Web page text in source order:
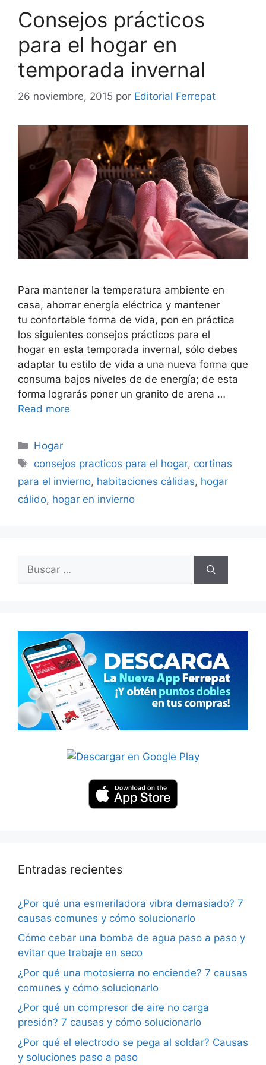
Consejos prácticos
para el hogar en
temporada invernal
26 noviembre, 2015 por Editorial Ferrepat
Para mantener la temperatura ambiente en
casa, ahorrar energía eléctrica y mantener
tu confortable forma de vida, pon en práctica
los siguientes consejos prácticos para el
hogar en esta temporada invernal, sólo debes
adaptar tu estilo de vida a una nueva forma que
consuma bajos niveles de de energía; de esta
forma lograrás poner un granito de arena …
Read more
Categorías
Hogar
Etiquetas
consejos practicos para el hogar, cortinas
para el invierno, habitaciones cálidas, hogar
cálido, hogar en invierno
Buscar:
Entradas recientes
¿Por qué una esmeriladora vibra demasiado? 7
causas comunes y cómo solucionarlo
Cómo cebar una bomba de agua paso a paso y
evitar que trabaje en seco
¿Por qué una motosierra no enciende? 7 causas
comunes y cómo solucionarlo
¿Por qué un compresor de aire no carga
presión? 7 causas y cómo solucionarlo
¿Por qué el electrodo se pega al soldar? Causas
y soluciones paso a paso